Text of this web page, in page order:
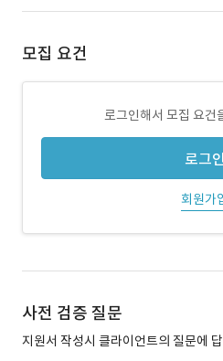
모집 요건
로그인해서 모집 요건
로그인
회원가
사전 검증 질문
지원서 작성시 클라이언트의 질문에